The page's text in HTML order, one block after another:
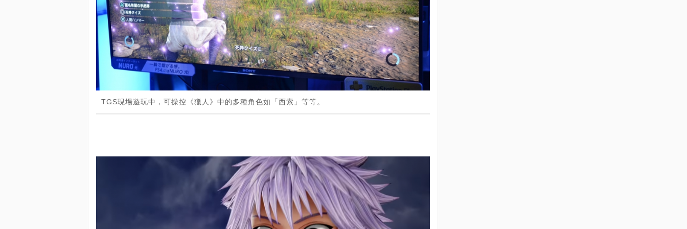
TGS現場遊玩中，可操控《獵人》中的多種角色如「西索」等等。